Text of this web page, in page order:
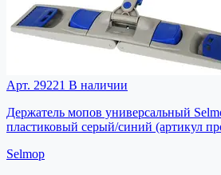
Арт. 29221 В наличии
Держатель мопов универсальный
пластиковый серый/синий (артикул
Selmop